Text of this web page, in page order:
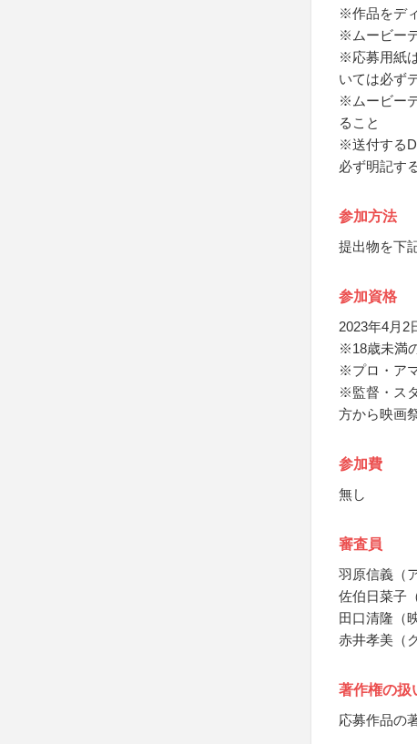
※作品をデ
※ムービー
※応募用紙
いては必ず
※ムービー
ること
※送付する
必ず明記す
参加方法
提出物を下
参加資格
2023年4月2
※18歳未満
※プロ・ア
※監督・ス
方から映画
参加費
無し
審査員
羽原信義（
佐伯日菜子
田口清隆（
赤井孝美（
著作権の扱
応募作品の